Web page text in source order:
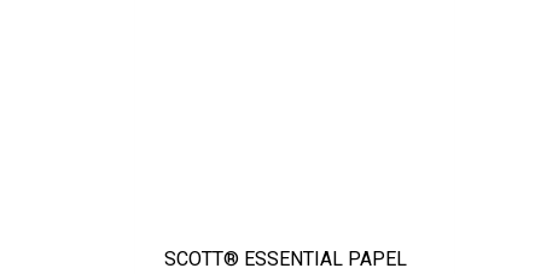
SCOTT® ESSENTIAL PAPEL